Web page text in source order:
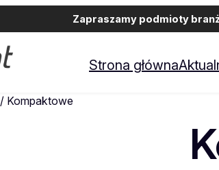
Zapraszamy podmioty
Strona główna
/ Kompaktowe